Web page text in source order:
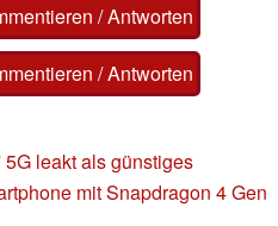
/ Antworten
/ Antworten
leakt als günstiges
mit Snapdragon 4 Gen